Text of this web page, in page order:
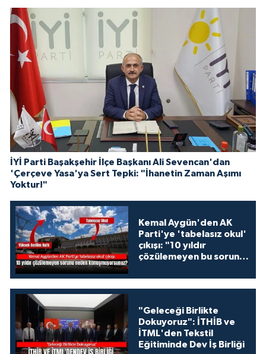
İYİ Parti Başakşehir İlçe Başkanı Ali Sevencan'dan
'Çerçeve Yasa'ya Sert Tepki: "İhanetin Zaman Aşımı
Yoktur!"
Kemal Aygün'den AK
Parti'ye 'tabelasız okul'
çıkışı: "10 yıldır
çözülemeyen bu sorunu
konuşmuyorsunuz?"
"Geleceği Birlikte
Dokuyoruz": İTHİB ve
İTML'den Tekstil
Eğitiminde Dev İş Birliği